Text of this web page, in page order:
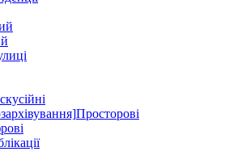
Просторові